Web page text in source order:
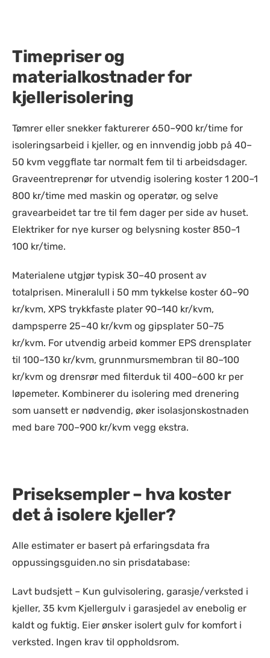
Timepriser og
materialkostnader for
kjellerisolering
Tømrer eller snekker fakturerer 650–900 kr/time for
isoleringsarbeid i kjeller, og en innvendig jobb på 40–
50 kvm veggflate tar normalt fem til ti arbeidsdager.
Graveentreprenør for utvendig isolering koster 1 200–1
800 kr/time med maskin og operatør, og selve
gravearbeidet tar tre til fem dager per side av huset.
Elektriker for nye kurser og belysning koster 850–1
100 kr/time.
Materialene utgjør typisk 30–40 prosent av
totalprisen. Mineralull i 50 mm tykkelse koster 60–90
kr/kvm, XPS trykkfaste plater 90–140 kr/kvm,
dampsperre 25–40 kr/kvm og gipsplater 50–75
kr/kvm. For utvendig arbeid kommer EPS drensplater
til 100–130 kr/kvm, grunnmursmembran til 80–100
kr/kvm og drensrør med filterduk til 400–600 kr per
løpemeter. Kombinerer du isolering med drenering
som uansett er nødvendig, øker isolasjonskostnaden
med bare 700–900 kr/kvm vegg ekstra.
Priseksempler – hva koster
det å isolere kjeller?
Alle estimater er basert på erfaringsdata fra
oppussingsguiden.no sin prisdatabase:
Lavt budsjett – Kun gulvisolering, garasje/verksted i
kjeller, 35 kvm Kjellergulv i garasjedel av enebolig er
kaldt og fuktig. Eier ønsker isolert gulv for komfort i
verksted. Ingen krav til oppholdsrom.